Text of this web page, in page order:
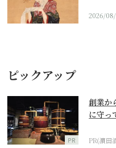
2026/
ピックアップ
PR
創業か
に守っ
PR(濵田